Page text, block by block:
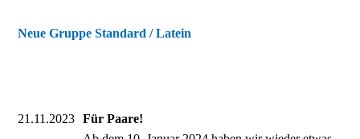
Neue Gruppe Standard / Latein
21.11.2023
Für Paare!